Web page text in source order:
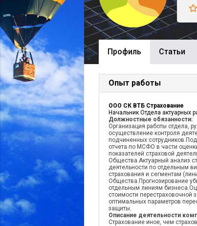
Профиль Cтатьи
Опыт работы
ООО СК ВТБ Страхование
Начальник Отдела актуарных
Должностные обязанности:
Организация работы отдела,
осуществление контроля
подчиненных
отчета по МСФО в части
показателей страховой
Общества.Актуарный анализ
деятельности по отдельным
страхования и сегментам
Общества.Прогнозирование
отдельным линиям
стоимости перестраховочной
оптимальных параметров
защиты.
Описание деятельности
Страхование иное, чем